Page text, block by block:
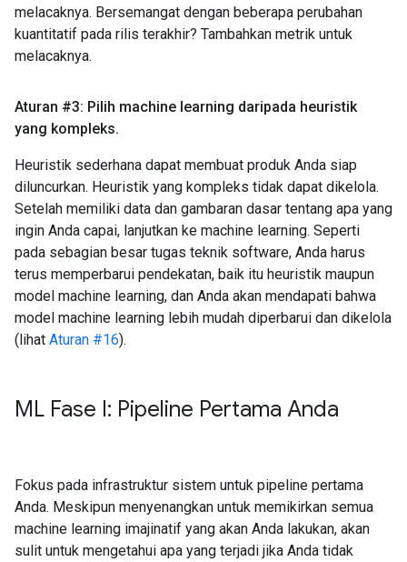
melacaknya. Bersemangat dengan beberapa perubahan
kuantitatif pada rilis terakhir? Tambahkan metrik untuk
melacaknya.
Aturan #3: Pilih machine learning daripada heuristik
yang kompleks.
Heuristik sederhana dapat membuat produk Anda siap
diluncurkan. Heuristik yang kompleks tidak dapat dikelola.
Setelah memiliki data dan gambaran dasar tentang apa yang
ingin Anda capai, lanjutkan ke machine learning. Seperti
pada sebagian besar tugas teknik software, Anda harus
terus memperbarui pendekatan, baik itu heuristik maupun
model machine learning, dan Anda akan mendapati bahwa
model machine learning lebih mudah diperbarui dan dikelola
(lihat Aturan #16).
ML Fase I: Pipeline Pertama Anda
Fokus pada infrastruktur sistem untuk pipeline pertama
Anda. Meskipun menyenangkan untuk memikirkan semua
machine learning imajinatif yang akan Anda lakukan, akan
sulit untuk mengetahui apa yang terjadi jika Anda tidak